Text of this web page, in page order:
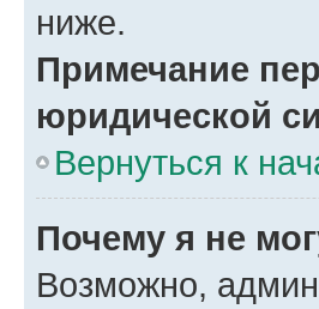
ниже.
Примечание
юридической
Вернуться к
Почему я не
Возможно,